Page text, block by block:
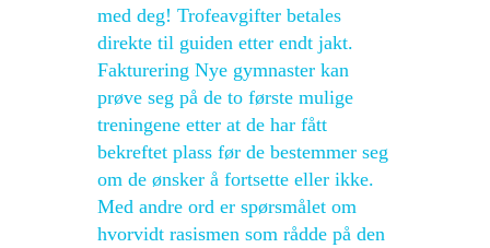
med deg! Trofeavgifter betales
direkte til guiden etter endt jakt.
Fakturering Nye gymnaster kan
prøve seg på de to første mulige
treningene etter at de har fått
bekreftet plass før de bestemmer seg
om de ønsker å fortsette eller ikke.
Med andre ord er spørsmålet om
hvorvidt rasismen som rådde på den